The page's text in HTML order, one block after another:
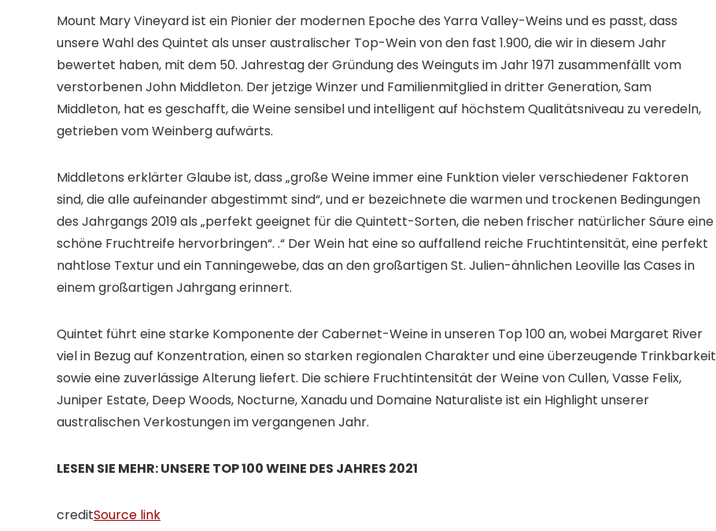
Mount Mary Vineyard ist ein Pionier der modernen Epoche des Yarra Valley-Weins und es passt, dass
unsere Wahl des Quintet als unser australischer Top-Wein von den fast 1.900, die wir in diesem Jahr
bewertet haben, mit dem 50. Jahrestag der Gründung des Weinguts im Jahr 1971 zusammenfällt vom
verstorbenen John Middleton. Der jetzige Winzer und Familienmitglied in dritter Generation, Sam
Middleton, hat es geschafft, die Weine sensibel und intelligent auf höchstem Qualitätsniveau zu veredeln,
getrieben vom Weinberg aufwärts.
Middletons erklärter Glaube ist, dass „große Weine immer eine Funktion vieler verschiedener Faktoren
sind, die alle aufeinander abgestimmt sind“, und er bezeichnete die warmen und trockenen Bedingungen
des Jahrgangs 2019 als „perfekt geeignet für die Quintett-Sorten, die neben frischer natürlicher Säure eine
schöne Fruchtreife hervorbringen“. .“ Der Wein hat eine so auffallend reiche Fruchtintensität, eine perfekt
nahtlose Textur und ein Tanningewebe, das an den großartigen St. Julien-ähnlichen Leoville las Cases in
einem großartigen Jahrgang erinnert.
Quintet führt eine starke Komponente der Cabernet-Weine in unseren Top 100 an, wobei Margaret River
viel in Bezug auf Konzentration, einen so starken regionalen Charakter und eine überzeugende Trinkbarkeit
sowie eine zuverlässige Alterung liefert. Die schiere Fruchtintensität der Weine von Cullen, Vasse Felix,
Juniper Estate, Deep Woods, Nocturne, Xanadu und Domaine Naturaliste ist ein Highlight unserer
australischen Verkostungen im vergangenen Jahr.
LESEN SIE MEHR: UNSERE TOP 100 WEINE DES JAHRES 2021
creditSource link